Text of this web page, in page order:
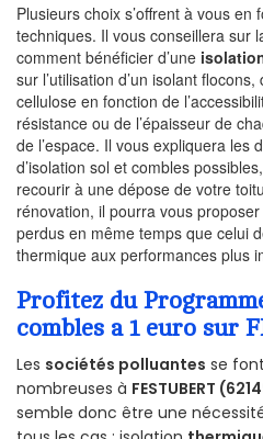
Plusieurs choix s’offrent à vous
techniques. Il vous conseillera sur
comment bénéficier d’une
sur l’utilisation d’un isolant
cellulose en fonction de
résistance ou de l’épaisseur de
de l’espace. Il vous expliquera les
d’isolation sol et combles
recourir à une dépose de votre
rénovation, il pourra vous
perdus en même temps que celui
thermique aux performances plus
Profitez du
combles a 1 euro sur
Les sociétés polluantes se
nombreuses à FESTUBERT
semble donc être une